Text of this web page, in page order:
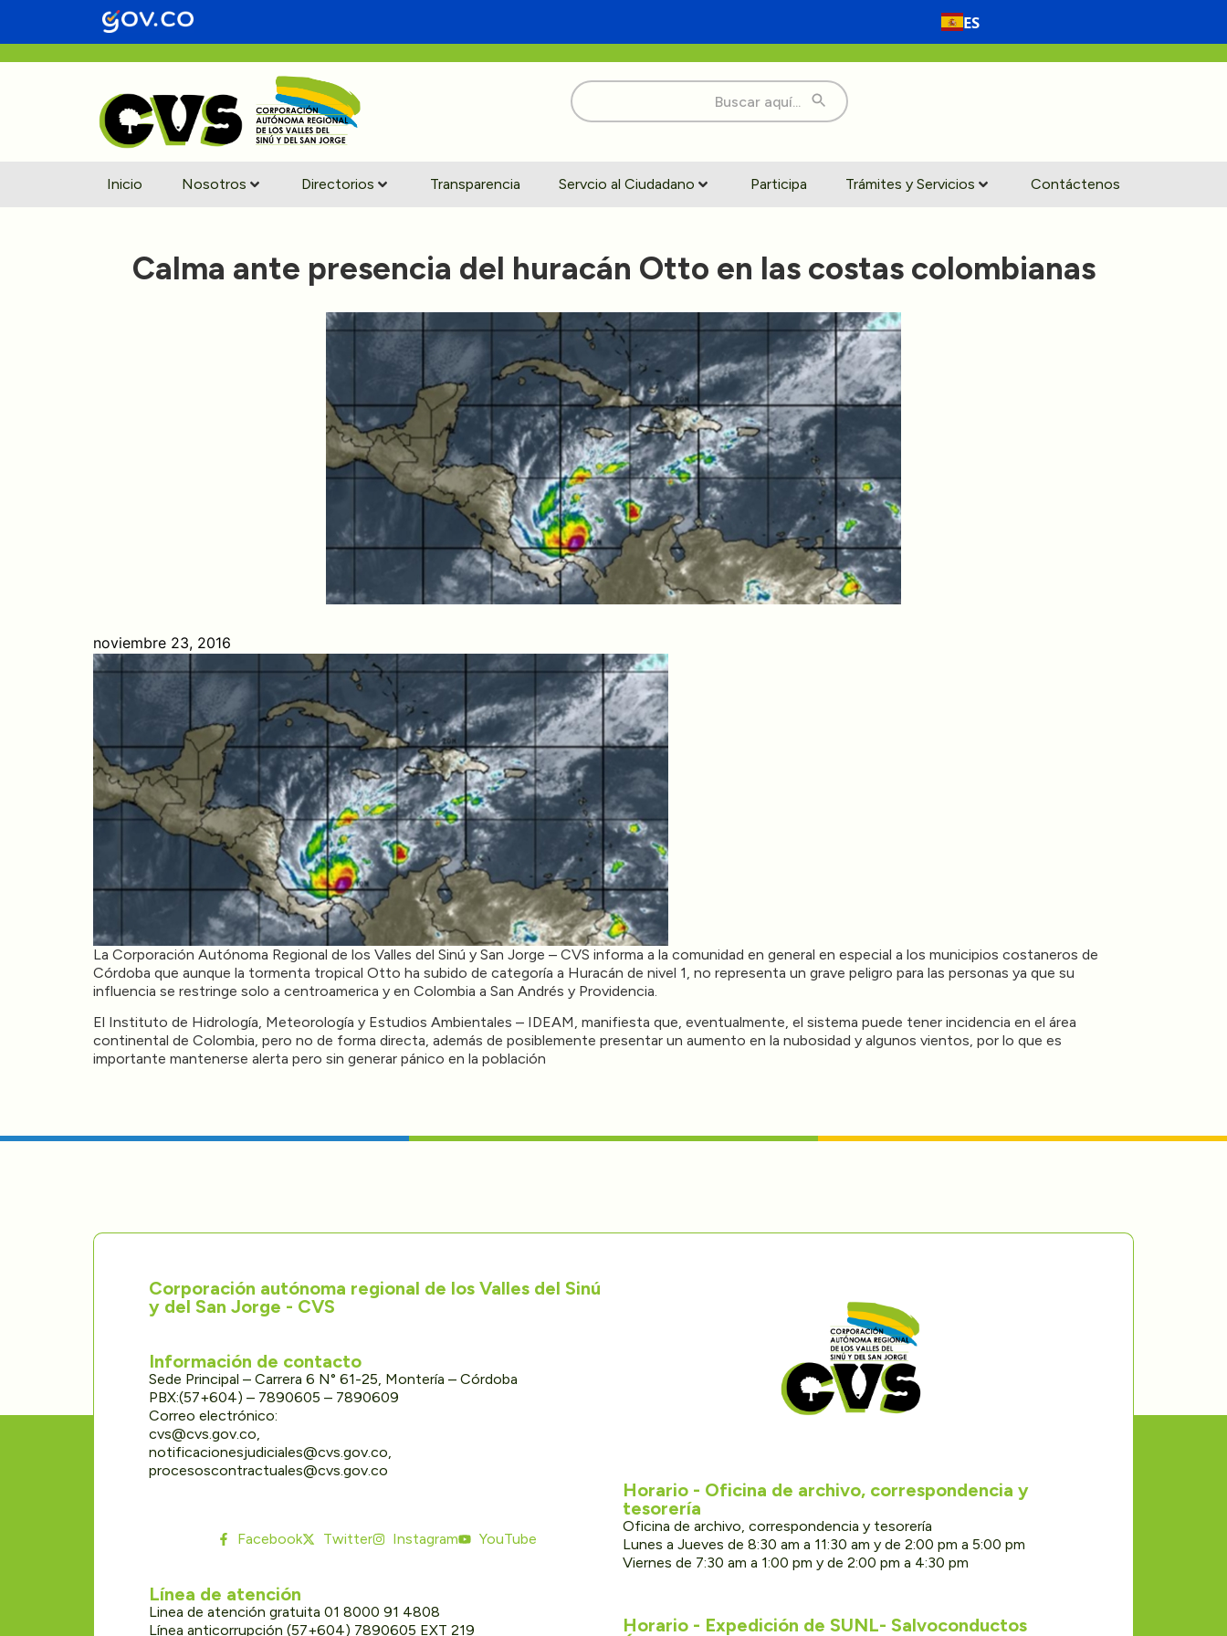
ES
Buscar:
Inicio Nosotros Directorios Transparencia Servcio al Ciudadano Participa Trámites y Servicios Contáctenos
Calma ante presencia del huracán Otto en las costas colombianas
noviembre 23, 2016
La Corporación Autónoma Regional de los Valles del Sinú y San Jorge – CVS informa a la comunidad en general en especial a los municipios costaneros de
Córdoba que aunque la tormenta tropical Otto ha subido de categoría a Huracán de nivel 1, no representa un grave peligro para las personas ya que su
influencia se restringe solo a centroamerica y en Colombia a San Andrés y Providencia.
El Instituto de Hidrología, Meteorología y Estudios Ambientales – IDEAM, manifiesta que, eventualmente, el sistema puede tener incidencia en el área
continental de Colombia, pero no de forma directa, además de posiblemente presentar un aumento en la nubosidad y algunos vientos, por lo que es
importante mantenerse alerta pero sin generar pánico en la población
Corporación autónoma regional de los Valles del Sinú
y del San Jorge - CVS
Información de contacto
Sede Principal – Carrera 6 N° 61-25, Montería – Córdoba
PBX:(57+604) – 7890605 – 7890609
Correo electrónico:
cvs@cvs.gov.co,
notificacionesjudiciales@cvs.gov.co,
procesoscontractuales@cvs.gov.co
Facebook Twitter Instagram YouTube
Línea de atención
Linea de atención gratuita 01 8000 91 4808
Línea anticorrupción (57+604) 7890605 EXT 219
Horario - Oficina de archivo, correspondencia y
tesorería
Oficina de archivo, correspondencia y tesorería
Lunes a Jueves de 8:30 am a 11:30 am y de 2:00 pm a 5:00 pm
Viernes de 7:30 am a 1:00 pm y de 2:00 pm a 4:30 pm
Horario - Expedición de SUNL- Salvoconductos